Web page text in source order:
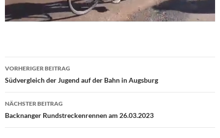
Beitragsnavigation
VORHERIGER BEITRAG
Südvergleich der Jugend auf der Bahn in Augsburg
NÄCHSTER BEITRAG
Backnanger Rundstreckenrennen am 26.03.2023